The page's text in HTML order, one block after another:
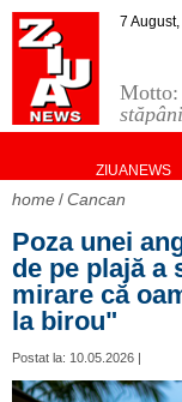
7
ZIUANEWS
home Cancan
Poza unei
de pe plajă a
mirare că
la birou"
Postat la: 10.05.2026 |